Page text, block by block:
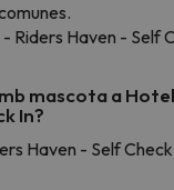
Riders Haven - Self
mascota a
In?
Haven - Self